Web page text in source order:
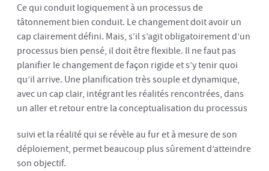
Ce qui conduit logiquement à un processus de
tâtonnement bien conduit. Le changement doit avoir un
cap clairement défini. Mais, s’il s’agit obligatoirement d’un
processus bien pensé, il doit être flexible. Il ne faut pas
planifier le changement de façon rigide et s’y tenir quoi
qu’il arrive. Une planification très souple et dynamique,
avec un cap clair, intégrant les réalités rencontrées, dans
un aller et retour entre la conceptualisation du processus
suivi et la réalité qui se révèle au fur et à mesure de son
déploiement, permet beaucoup plus sûrement d’atteindre
son objectif.